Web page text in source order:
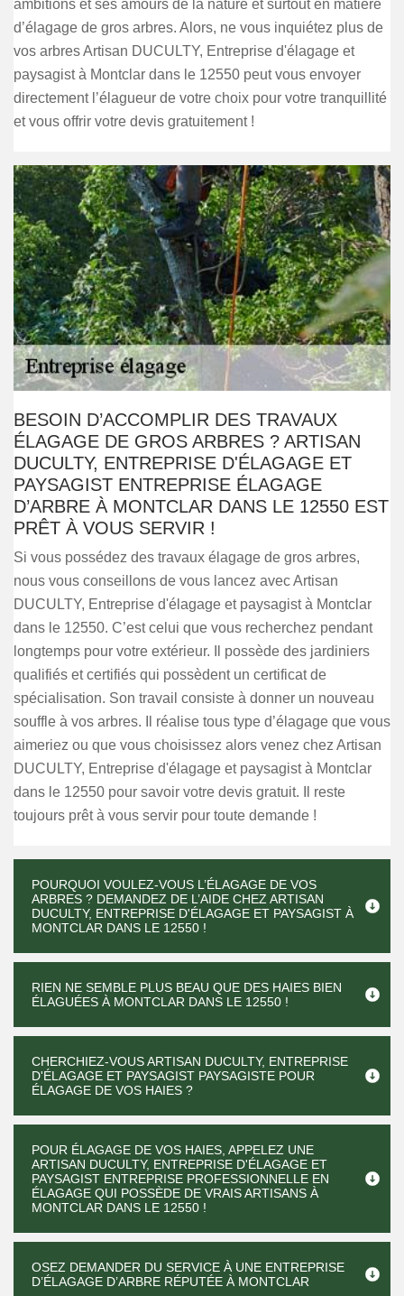
ambitions et ses amours de la nature et surtout en matière
d’élagage de gros arbres. Alors, ne vous inquiétez plus de
vos arbres Artisan DUCULTY, Entreprise d'élagage et
paysagist à Montclar dans le 12550 peut vous envoyer
directement l’élagueur de votre choix pour votre tranquillité
et vous offrir votre devis gratuitement !
BESOIN D’ACCOMPLIR DES TRAVAUX
ÉLAGAGE DE GROS ARBRES ? ARTISAN
DUCULTY, ENTREPRISE D'ÉLAGAGE ET
PAYSAGIST ENTREPRISE ÉLAGAGE
D’ARBRE À MONTCLAR DANS LE 12550 EST
PRÊT À VOUS SERVIR !
Si vous possédez des travaux élagage de gros arbres,
nous vous conseillons de vous lancez avec Artisan
DUCULTY, Entreprise d'élagage et paysagist à Montclar
dans le 12550. C’est celui que vous recherchez pendant
longtemps pour votre extérieur. Il possède des jardiniers
qualifiés et certifiés qui possèdent un certificat de
spécialisation. Son travail consiste à donner un nouveau
souffle à vos arbres. Il réalise tous type d’élagage que vous
aimeriez ou que vous choisissez alors venez chez Artisan
DUCULTY, Entreprise d'élagage et paysagist à Montclar
dans le 12550 pour savoir votre devis gratuit. Il reste
toujours prêt à vous servir pour toute demande !
POURQUOI VOULEZ-VOUS L’ÉLAGAGE DE VOS
ARBRES ? DEMANDEZ DE L’AIDE CHEZ ARTISAN
DUCULTY, ENTREPRISE D'ÉLAGAGE ET PAYSAGIST À
MONTCLAR DANS LE 12550 !
RIEN NE SEMBLE PLUS BEAU QUE DES HAIES BIEN
ÉLAGUÉES À MONTCLAR DANS LE 12550 !
CHERCHIEZ-VOUS ARTISAN DUCULTY, ENTREPRISE
D'ÉLAGAGE ET PAYSAGIST PAYSAGISTE POUR
ÉLAGAGE DE VOS HAIES ?
POUR ÉLAGAGE DE VOS HAIES, APPELEZ UNE
ARTISAN DUCULTY, ENTREPRISE D'ÉLAGAGE ET
PAYSAGIST ENTREPRISE PROFESSIONNELLE EN
ÉLAGAGE QUI POSSÈDE DE VRAIS ARTISANS À
MONTCLAR DANS LE 12550 !
OSEZ DEMANDER DU SERVICE À UNE ENTREPRISE
D’ÉLAGAGE D’ARBRE RÉPUTÉE À MONTCLAR